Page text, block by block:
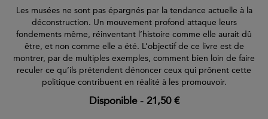
Les musées ne sont pas épargnés par la tendance actuelle à la
déconstruction. Un mouvement profond attaque leurs
fondements même, réinventant l’histoire comme elle aurait dû
être, et non comme elle a été. L’objectif de ce livre est de
montrer, par de multiples exemples, comment bien loin de faire
reculer ce qu’ils prétendent dénoncer ceux qui prônent cette
politique contribuent en réalité à les promouvoir.
Disponible- 21,50 €